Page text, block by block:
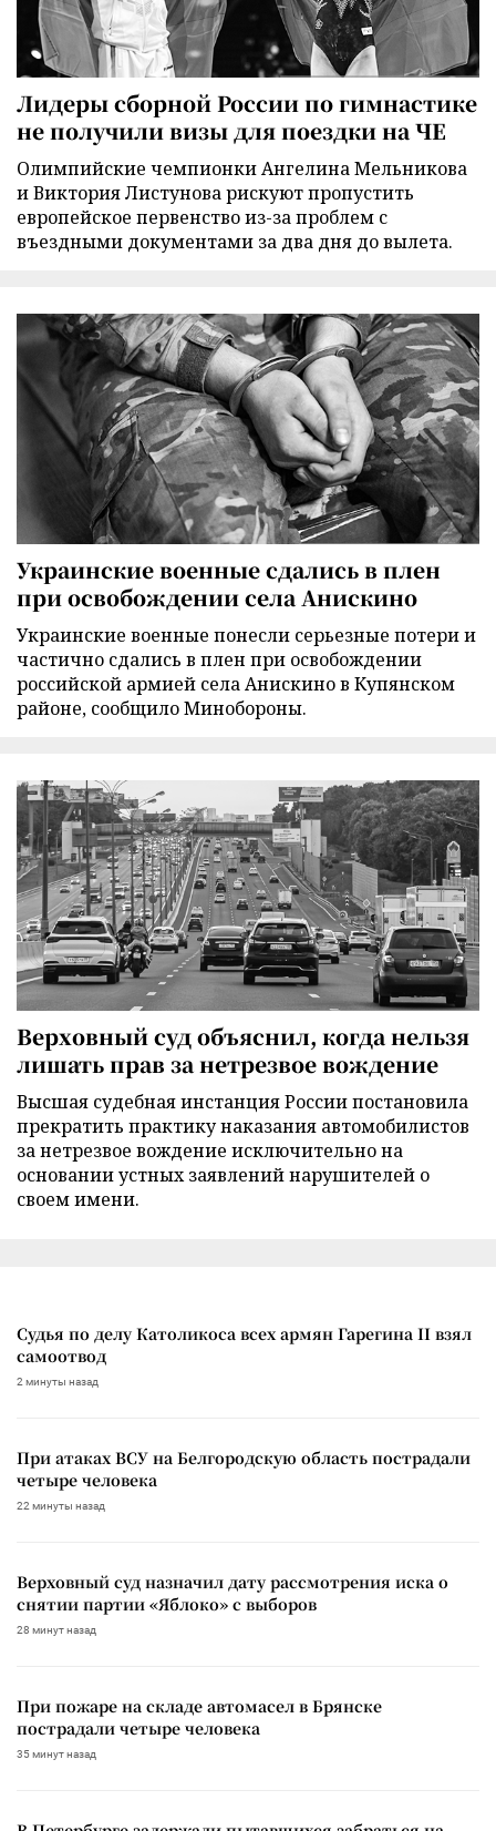
Лидеры сборной России по гимнастике
не получили визы для поездки на ЧЕ
Олимпийские чемпионки Ангелина Мельникова
и Виктория Листунова рискуют пропустить
европейское первенство из-за проблем с
въездными документами за два дня до вылета.
Украинские военные сдались в плен
при освобождении села Анискино
Украинские военные понесли серьезные потери и
частично сдались в плен при освобождении
российской армией села Анискино в Купянском
районе, сообщило Минобороны.
Верховный суд объяснил, когда нельзя
лишать прав за нетрезвое вождение
Высшая судебная инстанция России постановила
прекратить практику наказания автомобилистов
за нетрезвое вождение исключительно на
основании устных заявлений нарушителей о
своем имени.
Судья по делу Католикоса всех армян Гарегина II взял
самоотвод
2 минуты назад
При атаках ВСУ на Белгородскую область пострадали
четыре человека
22 минуты назад
Верховный суд назначил дату рассмотрения иска о
снятии партии «Яблоко» с выборов
28 минут назад
При пожаре на складе автомасел в Брянске
пострадали четыре человека
35 минут назад